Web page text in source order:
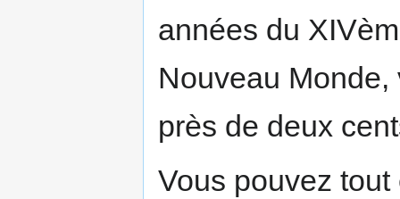
années du
Nouveau
près de deux
Vous pouvez